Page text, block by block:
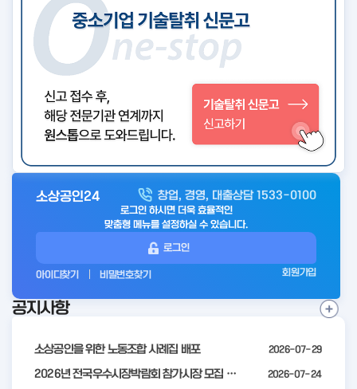
아
전
소상공인24 창업, 경영, 대출상담 1533-0100
로그인 하시면 더욱 효율적인
맞춤형 메뉴를 설정하실 수 있습니다.
로그인
아이디찾기 비밀번호찾기 회원가입
공지사항
소상공인을 위한 노동조합 사례집 배포 2026-07-29
2026년 전국우수시장박람회 참가시장 모집 공고 2026-07-24
공